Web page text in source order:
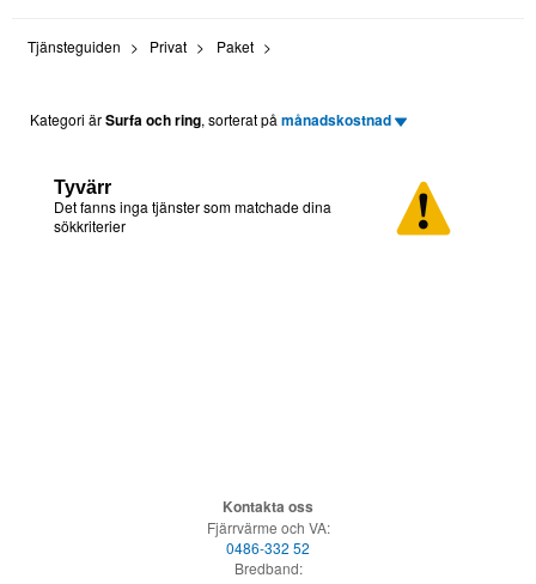
Tjänsteguiden Privat Paket
Kategori ärSurfa och ring, sorterat på månadskostnad
Tyvärr
Det fanns inga tjänster som matchade dina
sökkriterier
Kontakta oss
Fjärrvärme och VA:
0486-332 52
Bredband: